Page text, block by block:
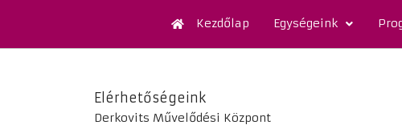
Kezdőlap Egységeink
Elérhetőségeink
Derkovits Művelődési Központ